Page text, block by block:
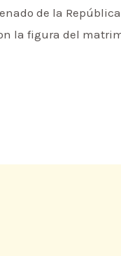
de la
la figura del